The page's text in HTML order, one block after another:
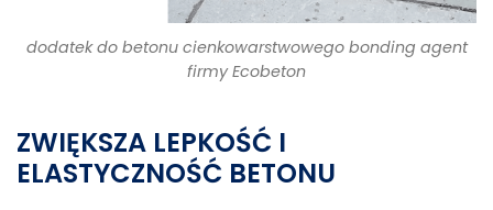
dodatek do betonu cienkowarstwowego bonding agent
firmy Ecobeton
ZWIĘKSZA LEPKOŚĆ I
ELASTYCZNOŚĆ BETONU